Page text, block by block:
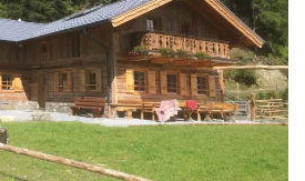
BILD ÖFFNEN